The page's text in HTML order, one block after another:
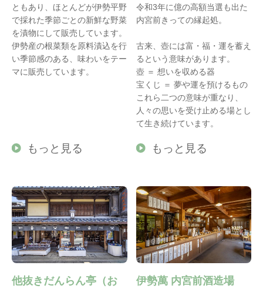
ともあり、ほとんどが伊勢平野
で採れた季節ごとの新鮮な野菜
を漬物にして販売しています。
伊勢産の根菜類を原料漬込を行
い季節感のある、味わいをテー
マに販売しています。
もっと見る
令和3年に億の高額当選も出た
内宮前きっての縁起処。
古来、壺には富・福・運を蓄え
るという意味があります。
壺 ＝ 想いを収める器
宝くじ ＝ 夢や運を預けるもの
これら二つの意味が重なり、
人々の思いを受け止める場とし
て生き続けています。
もっと見る
他抜きだんらん亭（お 伊勢萬 内宮前酒造場